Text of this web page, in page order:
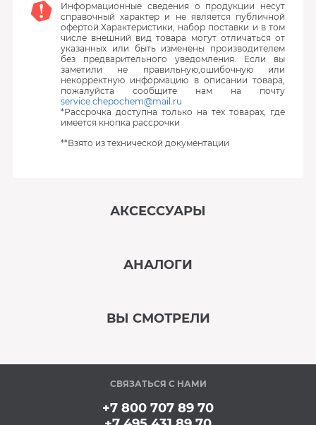
Информационные сведения о продукции несут
справочный характер и не является публичной
офертой.Характеристики, набор поставки и в том
числе внешний вид товара могут отличаться от
указанных или быть изменены производителем
без предварительного уведомления. Если вы
заметили не правильную,ошибочную или
некорректную информацию в описании товара,
пожалуйста сообщите нам на почту
service.chepochem@mail.ru
*Рассрочка доступна только на тех товарах, где
имеется кнопка рассрочки
**Взято из технической документации
АКСЕССУАРЫ
АНАЛОГИ
ВЫ СМОТРЕЛИ
В наличии
СВЯЗАТЬСЯ С НАМИ
+7 800 707 89 70